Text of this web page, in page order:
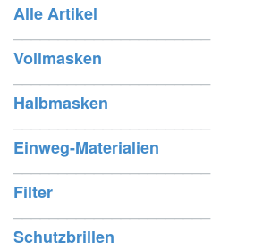
Alle Artikel
Vollmasken
Halbmasken
Einweg-Materialien
______________________
Filter
Schutzbrillen